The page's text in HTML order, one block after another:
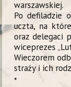
warszawskiej.
Po defiladzie
uczta, na
oraz delegaci
wiceprezes
Wieczorem
straży i ich
*